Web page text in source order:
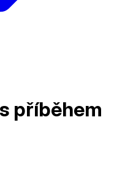
příběhem